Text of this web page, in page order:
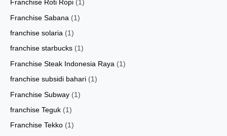
Franchise Roti Ropi (1)
Franchise Sabana (1)
franchise solaria (1)
franchise starbucks (1)
Franchise Steak Indonesia Raya (1)
franchise subsidi bahari (1)
Franchise Subway (1)
franchise Teguk (1)
Franchise Tekko (1)